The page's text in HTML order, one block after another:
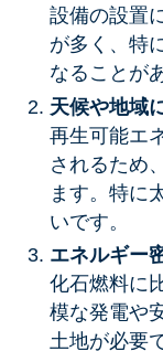
設備の設置
が多く、特
なることが
天候や地域
再生可能エ
されるため
ます。特に
いです。
エネルギー
化石燃料に
模な発電や
土地が必要